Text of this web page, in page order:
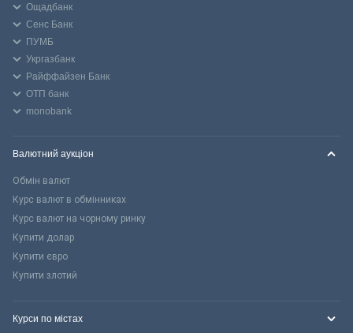
Ощадбанк
Сенс Банк
ПУМБ
Укргазбанк
Райффайзен Банк
ОТП банк
monobank
Валютний аукціон
Обмін валют
Курс валют в обмінниках
Курс валют на чорному ринку
Купити долар
Купити євро
Купити злотий
Курси по містах